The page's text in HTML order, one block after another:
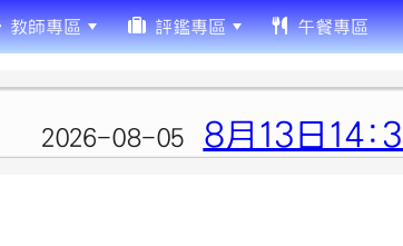
教師專區 評鑑專區 午餐專區
2026-08-05 8月13日14:30